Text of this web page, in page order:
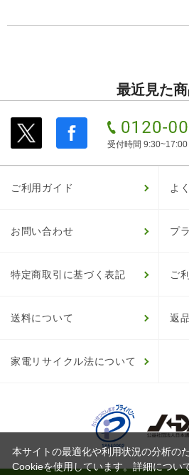
最近見た
受付時間 9:30~17:00
ご利用ガイド よ
お問い合わせ プ
特定商取引に基づく表記 ご
送料について 返
家電リサイクル法について
本サイトの最適化や利用状況の分析の
Cookieを使用しています。詳細につい